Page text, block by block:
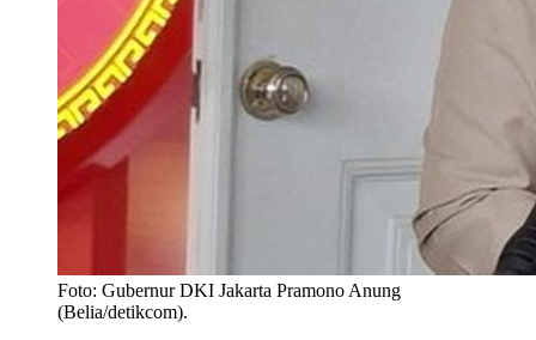
Foto: Gubernur DKI Jakarta Pramono Anung
(Belia/detikcom).